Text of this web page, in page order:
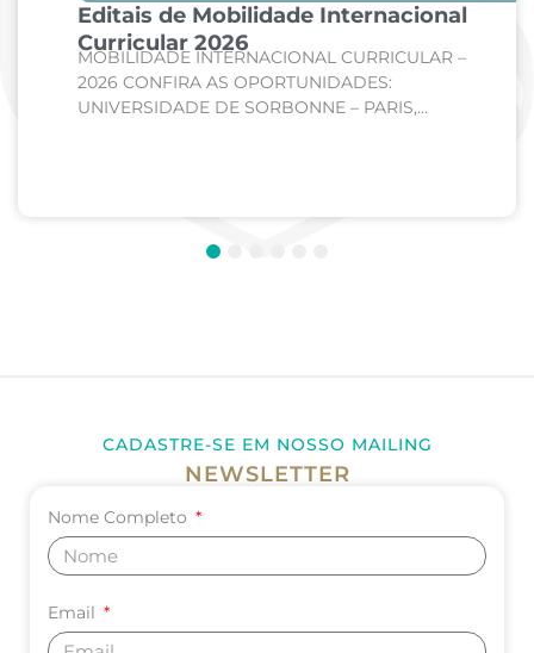
Editais de Mobilidade Internacional
Curricular 2026
MOBILIDADE INTERNACIONAL CURRICULAR –
2026 CONFIRA AS OPORTUNIDADES:
UNIVERSIDADE DE SORBONNE – PARIS,
4
CADASTRE-SE EM NOSSO MAILING
NEWSLETTER
Nome Completo
Email